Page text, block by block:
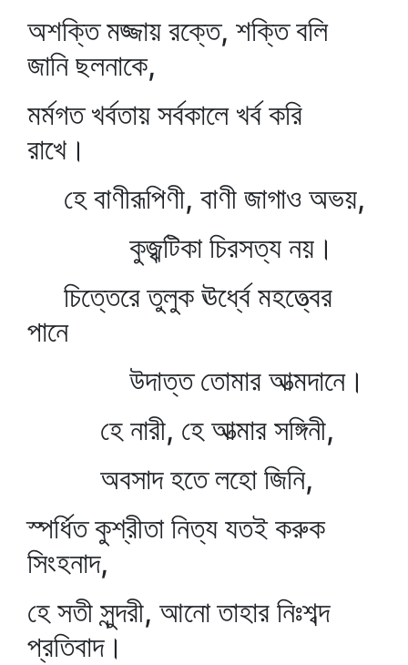
অশক্তি মজ্জায় রক্তে, শক্তি বলি
জানি ছলনাকে,
মর্মগত খর্বতায় সর্বকালে খর্ব করি
রাখে।
হে বাণীরূপিণী, বাণী জাগাও অভয়,
কুজ্ঝটিকা চিরসত্য নয়।
চিত্তেরে তুলুক ঊর্ধ্বে মহত্ত্বের
পানে
উদাত্ত তোমার আত্মদানে।
হে নারী, হে আত্মার সঙ্গিনী,
অবসাদ হতে লহো জিনি,
স্পর্ধিত কুশ্রীতা নিত্য যতই করুক
সিংহনাদ,
হে সতী সুন্দরী, আনো তাহার নিঃশব্দ
প্রতিবাদ।